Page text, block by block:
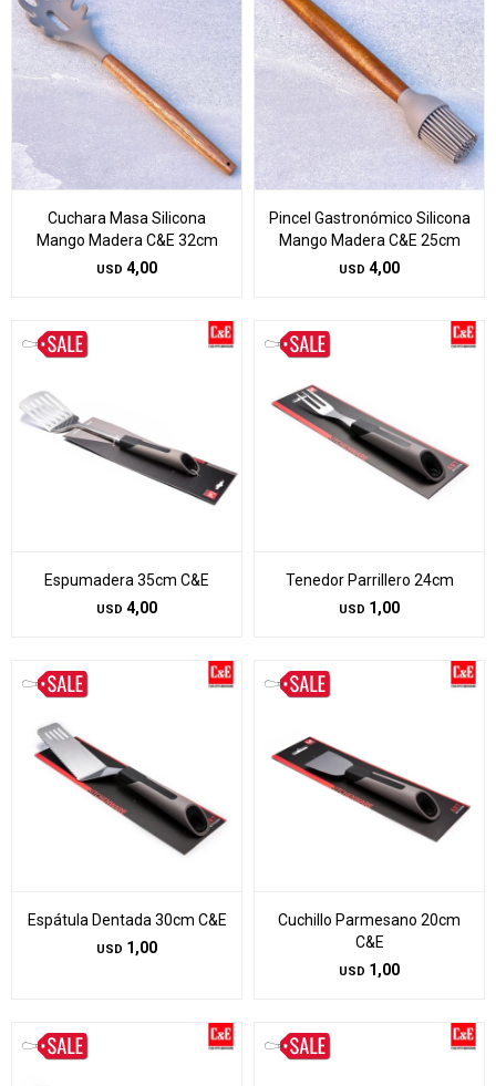
Cuchara Masa Silicona
Mango Madera C&E 32cm
USD 4,00
Pincel Gastronómico Silicona
Mango Madera C&E 25cm
USD 4,00
Espumadera 35cm C&E
USD 4,00
Tenedor Parrillero 24cm
USD 1,00
Espátula Dentada 30cm C&E
USD 1,00
Cuchillo Parmesano 20cm
C&E
USD 1,00